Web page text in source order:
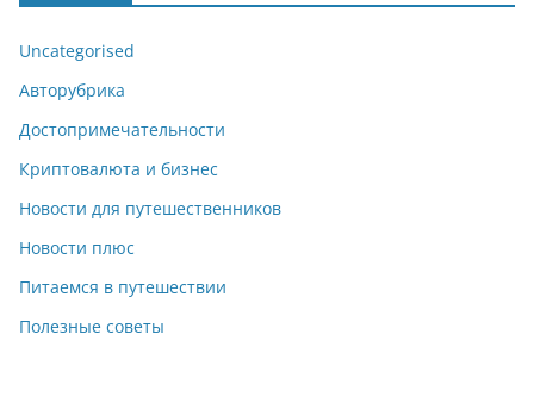
Uncategorised
Авторубрика
Достопримечательности
Криптовалюта и бизнес
Новости для путешественников
Новости плюс
Питаемся в путешествии
Полезные советы